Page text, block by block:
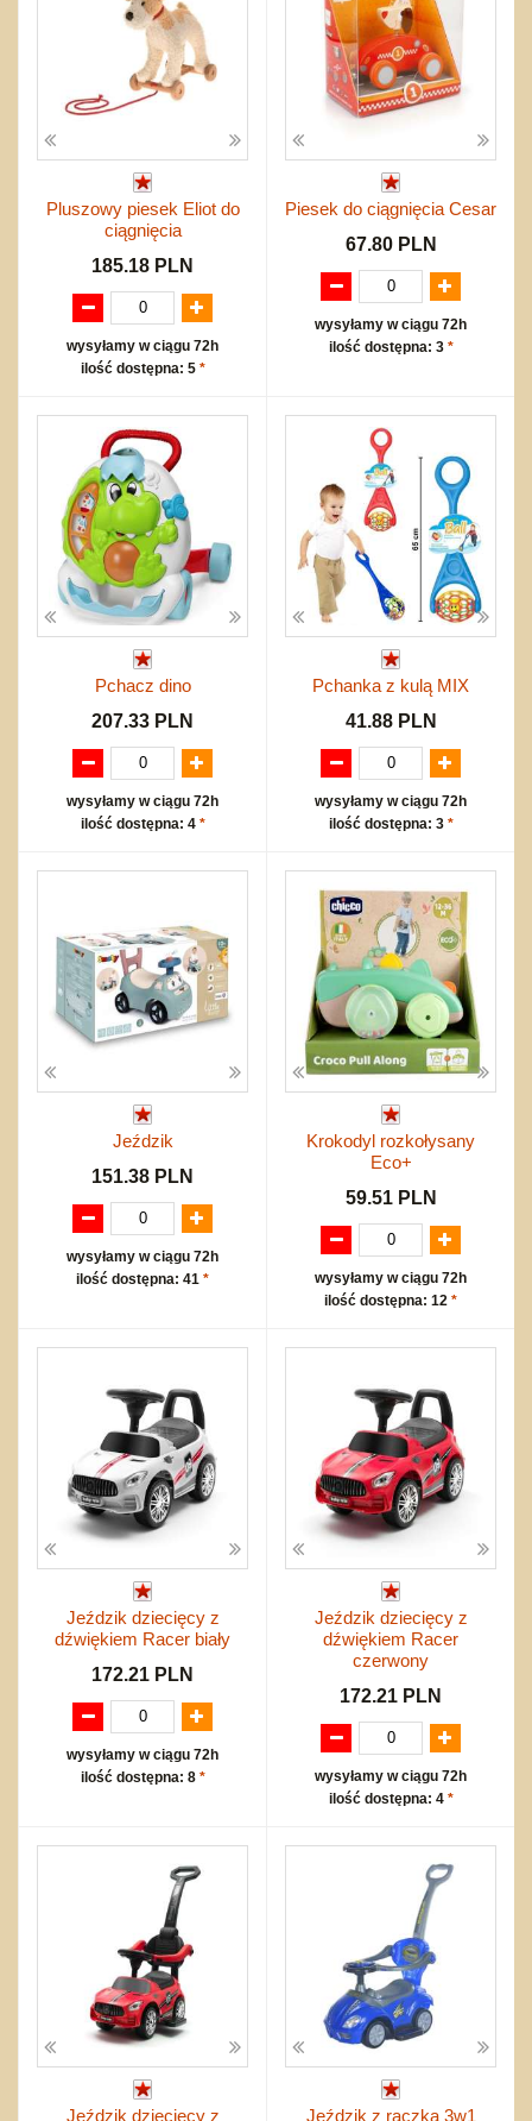
Pluszowy piesek Eliot do
ciągnięcia
185.18 PLN
wysyłamy w ciągu 72h
ilość dostępna: 5 *
Piesek do ciągnięcia Cesar
67.80 PLN
wysyłamy w ciągu 72h
ilość dostępna: 3 *
Pchacz dino
207.33 PLN
wysyłamy w ciągu 72h
ilość dostępna: 4 *
Pchanka z kulą MIX
41.88 PLN
wysyłamy w ciągu 72h
ilość dostępna: 3 *
Jeździk
151.38 PLN
wysyłamy w ciągu 72h
ilość dostępna: 41 *
Krokodyl rozkołysany
Eco+
59.51 PLN
wysyłamy w ciągu 72h
ilość dostępna: 12 *
Jeździk dziecięcy z
dźwiękiem Racer biały
172.21 PLN
wysyłamy w ciągu 72h
ilość dostępna: 8 *
Jeździk dziecięcy z
dźwiękiem Racer
czerwony
172.21 PLN
wysyłamy w ciągu 72h
ilość dostępna: 4 *
Jeździk dziecięcy z Jeździk z rączką 3w1